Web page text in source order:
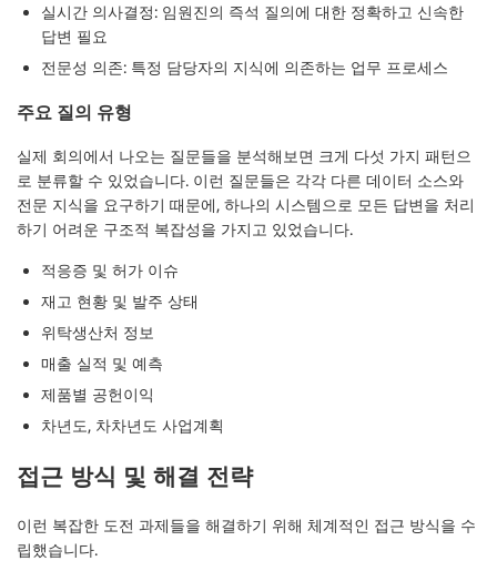
실시간 의사결정: 임원진의 즉석 질의에 대한 정확하고 신속한
답변 필요
전문성 의존: 특정 담당자의 지식에 의존하는 업무 프로세스
주요 질의 유형
실제 회의에서 나오는 질문들을 분석해보면 크게 다섯 가지 패턴으
로 분류할 수 있었습니다. 이런 질문들은 각각 다른 데이터 소스와
전문 지식을 요구하기 때문에, 하나의 시스템으로 모든 답변을 처리
하기 어려운 구조적 복잡성을 가지고 있었습니다.
적응증 및 허가 이슈
재고 현황 및 발주 상태
위탁생산처 정보
매출 실적 및 예측
제품별 공헌이익
차년도, 차차년도 사업계획
접근 방식 및 해결 전략
이런 복잡한 도전 과제들을 해결하기 위해 체계적인 접근 방식을 수
립했습니다.